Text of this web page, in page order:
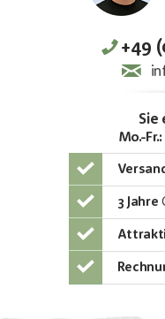
+49
Sie
Mo.-Fr.:
3 Jahre